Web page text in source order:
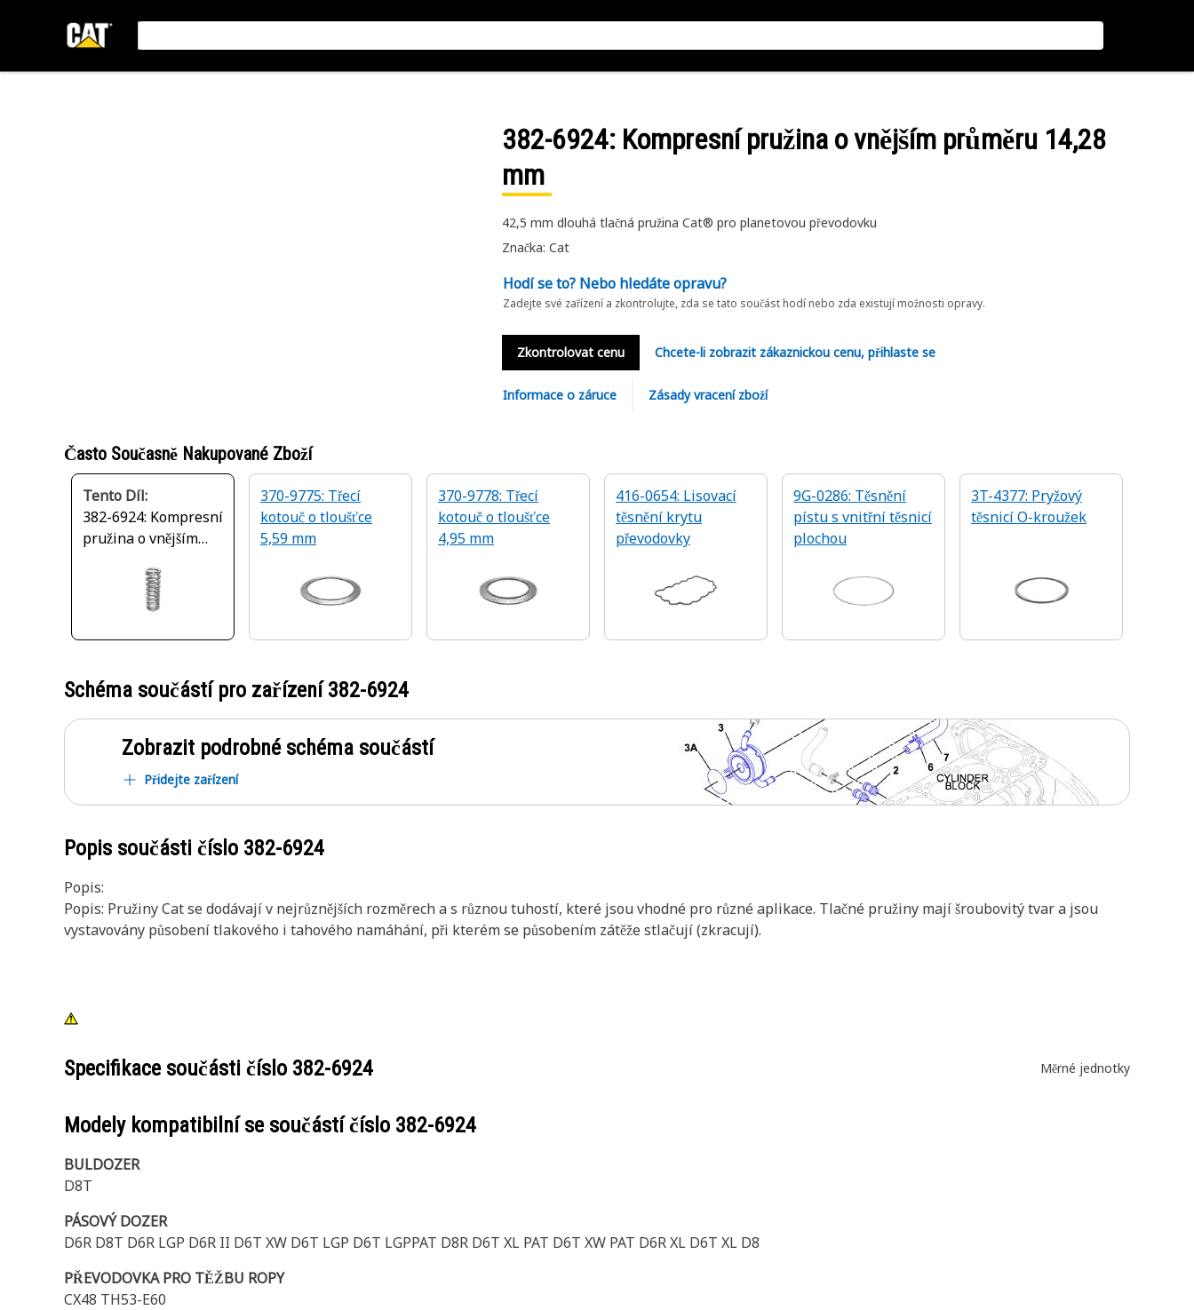
382-6924: Kompresní pružina o vnějším průměru 14,28
mm
42,5 mm dlouhá tlačná pružina Cat® pro planetovou převodovku
Značka: Cat
Hodí se to? Nebo hledáte opravu?
Zadejte své zařízení a zkontrolujte, zda se tato součást hodí nebo zda existují možnosti opravy.
Zkontrolovat cenu Chcete-li zobrazit zákaznickou cenu, přihlaste se
Informace o záruce Zásady vracení zboží
Často Současně Nakupované Zboží
Tento Díl:
382-6924: Kompresní
pružina o vnějším
370-9775: Třecí
kotouč o tloušťce
5,59 mm
370-9778: Třecí
kotouč o tloušťce
4,95 mm
416-0654: Lisovací
těsnění krytu
převodovky
9G-0286: Těsnění
pístu s vnitřní těsnicí
plochou
3T-4377: Pryžový
těsnicí O-kroužek
Schéma součástí pro zařízení382-6924
Zobrazit podrobné schéma součástí
Přidejte zařízení
Popis součásti číslo 382-6924
Popis:
Popis: Pružiny Cat se dodávají v nejrůznějších rozměrech a s různou tuhostí, které jsou vhodné pro různé aplikace. Tlačné pružiny mají šroubovitý tvar a jsou
vystavovány působení tlakového i tahového namáhání, při kterém se působením zátěže stlačují (zkracují).
Specifikace součásti číslo 382-6924 Měrné jednotky
Modely kompatibilní se součástí číslo 382-6924
BULDOZER
D8T
PÁSOVÝ DOZER
D6R D8T D6R LGP D6R II D6T XW D6T LGP D6T LGPPAT D8R D6T XL PAT D6T XW PAT D6R XL D6T XL D8
PŘEVODOVKA PRO TĚŽBU ROPY
CX48 TH53-E60